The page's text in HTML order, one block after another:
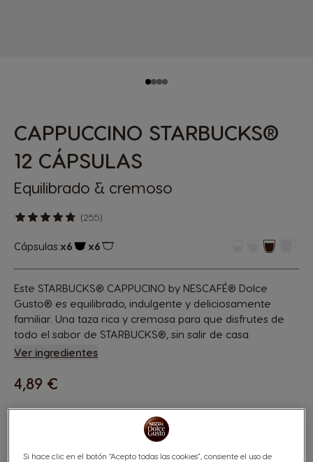
CAPPUCCINO STARBUCKS®
12 CÁPSULAS
Equilibrado & cremoso
(255)
Cápsulas:x6 x6
Este STARBUCKS® CAPPUCINO by NESCAFÉ® Dolce
Gusto® es equilibrado, indulgente y deliciosamente
familiar. Una taza rica y cremosa para que disfrutes de
todo el sabor de STARBUCKS®, sin salir de casa.
Ver ingredientes
4,89 €
Si hace clic en el botón “Acepto todas las cookies”, consiente el uso de